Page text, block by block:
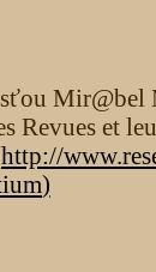
Revues et
http://
)